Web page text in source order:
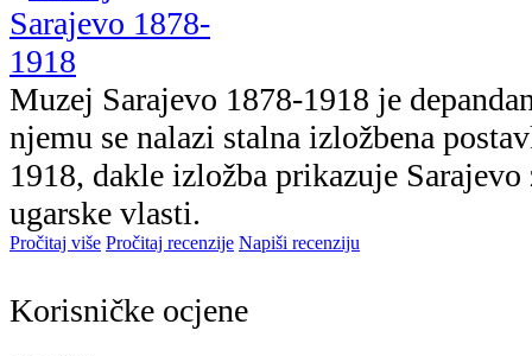
Muzej Sarajevo 1878-1918 je
njemu se nalazi stalna izložbena
1918, dakle izložba prikazuje
ugarske vlasti.
Pročitaj više Pročitaj recenzije Napiši recenziju
Korisničke ocjene